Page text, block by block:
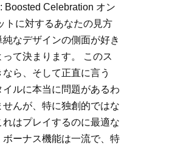
Boosted Celebration オン
トに対するあなたの見方
なデザインの側面が好き
て決まります。 このス
なら、そして正直に言う
イルに本当に問題があるわ
せんが、特に独創的ではな
れはプレイするのに最適な
ボーナス機能は一流で、特